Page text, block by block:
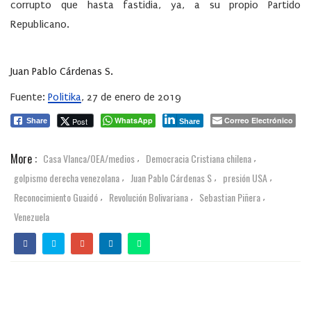
corrupto que hasta fastidia, ya, a su propio Partido
Republicano.
Juan Pablo Cárdenas S.
Fuente: Politika, 27 de enero de 2019
Share Post WhatsApp Share Correo Electrónico
More : Casa Vlanca/OEA/medios , Democracia Cristiana chilena ,
golpismo derecha venezolana , Juan Pablo Cárdenas S , presión USA ,
Reconocimiento Guaidó , Revolución Bolivariana , Sebastian Piñera ,
Venezuela